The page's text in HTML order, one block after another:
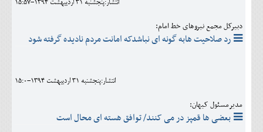
فرهنگی و هنری
خانه
انتشار:پنجشنبه 31 ارديبهشت 1394-15:57
دبیرکل مجمع نیروهای خط امام:
رد صلاحیت هابه گونه ای نباشدکه امانت مردم نادیده گرفته شود
انتشار:پنجشنبه 31 ارديبهشت 1394-15:0
مدیرمسئول کیهان:
بعضی ها قمپز در می کنند/ توافق هسته ای محال است